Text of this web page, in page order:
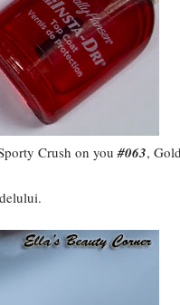
Crush on you#063,